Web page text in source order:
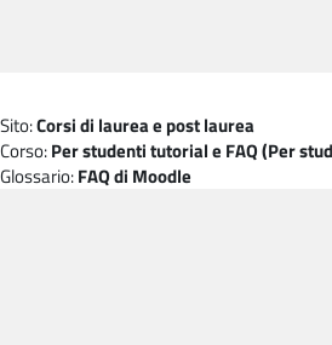
Sito:Corsi di laurea e post laurea
Corso:Per studenti tutorial e FAQ (Per
Glossario:FAQ di Moodle